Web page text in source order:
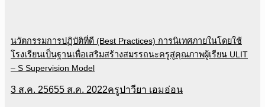
นวัตกรรมการปฏิบัติที่ดี (Best Practices) การนิเทศภายในโดยใช้
โรงเรียนเป็นฐานเพื่อเสริมสร้างสมรรถนะครูสู่คุณภาพผู้เรียน ULIT
– S Supervision Model
3 ส.ค. 25655 ส.ค. 2022ครูปาวียา เอมอ่อน